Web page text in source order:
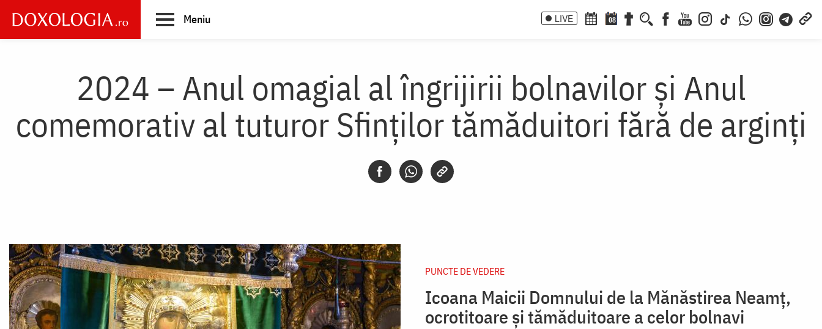
main
Meniu LIVE 08
2024 – Anul omagial al îngrijirii bolnavilor și Anul
comemorativ al tuturor Sfinților tămăduitori fără de arginți
PUNCTE DE VEDERE
Icoana Maicii Domnului de la Mănăstirea Neamț,
ocrotitoare și tămăduitoare a celor bolnavi